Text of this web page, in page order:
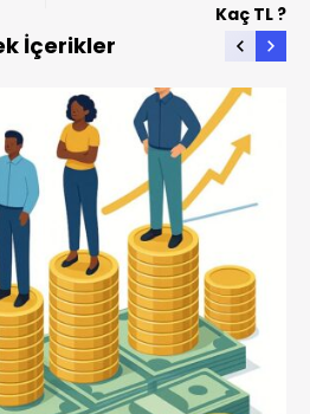
Kaç TL ?
İçerikler